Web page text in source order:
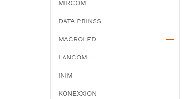
MIRCOM
DATA PRINSS
MACROLED
LANCOM
INIM
KONEXXION